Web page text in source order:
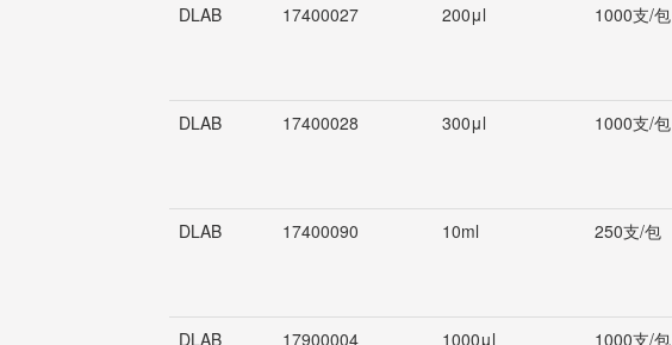
DLAB 17400027 200μl 1000支/包
DLAB 17400028 300μl 1000支/包
DLAB 17400090 10ml 250支/包